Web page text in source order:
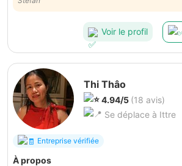
couture !
Voir le profil
Thi Thâo
4.94/5 (18 avis)
Se déplace à Ittre
Entreprise vérifiée
À propos